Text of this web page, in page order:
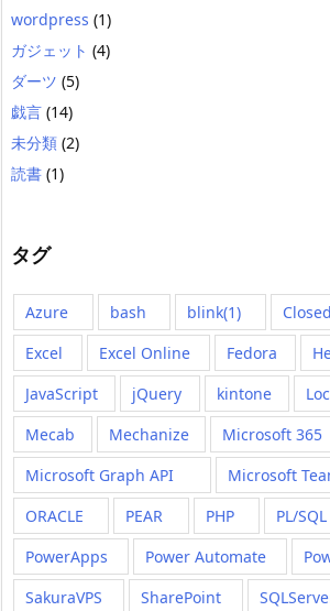
wordpress (1)
ガジェット (4)
ダーツ (5)
戯言 (14)
未分類 (2)
読書 (1)
タグ
Azure bash blink(1)
Excel
Excel Online Fedora
JavaScript
jQuery kintone
Mecab
Mechanize Microsoft 365
Microsoft Graph API
Microsoft
ORACLE
PEAR PHP PL/SQL
PowerApps
Power Automate
SakuraVPS
SharePoint